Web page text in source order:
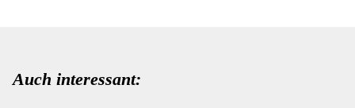
Auch interessant: